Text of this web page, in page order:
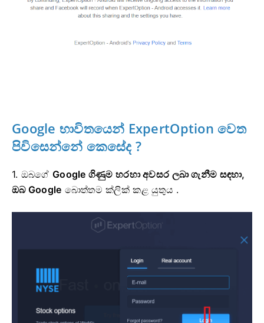
Google භාවිතයෙන් ExpertOption වෙත
පිවිසෙන්නේ කෙසේද ?
1. ඔබගේ Google ගිණුම හරහා අවසර ලබා ගැනීම සඳහා,
ඔබ Google බොත්තම ක්ලික් කළ යුතුය .